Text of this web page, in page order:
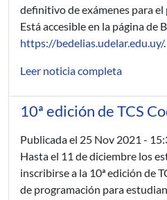
definitivo de exámenes para
Está accesible en la página de
https://bedelias.udelar.edu.uy/.
Leer noticia completa
10ª edición de TCS
Publicada el 25 Nov 2021 -
Hasta el 11 de diciembre los
inscribirse a la 10ª edición de
de programación para